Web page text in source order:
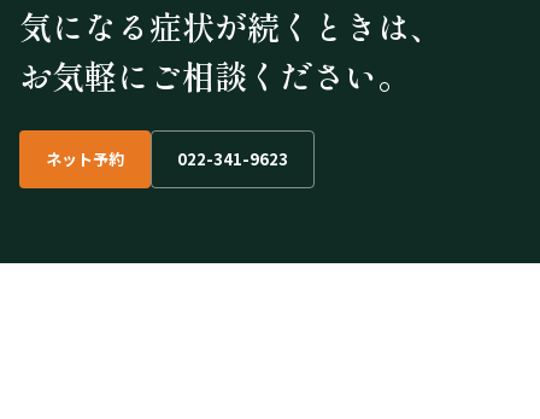
気になる症状が続くときは、
お気軽にご相談ください。
ネット予約 022-341-9623